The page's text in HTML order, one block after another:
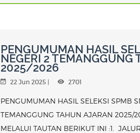
PENGUMUMAN HASIL
NEGERI 2 TEMANGGUNG
2025/2026
22 Jun 2025 | 2701
PENGUMUMAN HASIL SELEKSI SPMB
TEMANGGUNG TAHUN AJARAN 2025/
MELALUI TAUTAN BERIKUT INI :1.